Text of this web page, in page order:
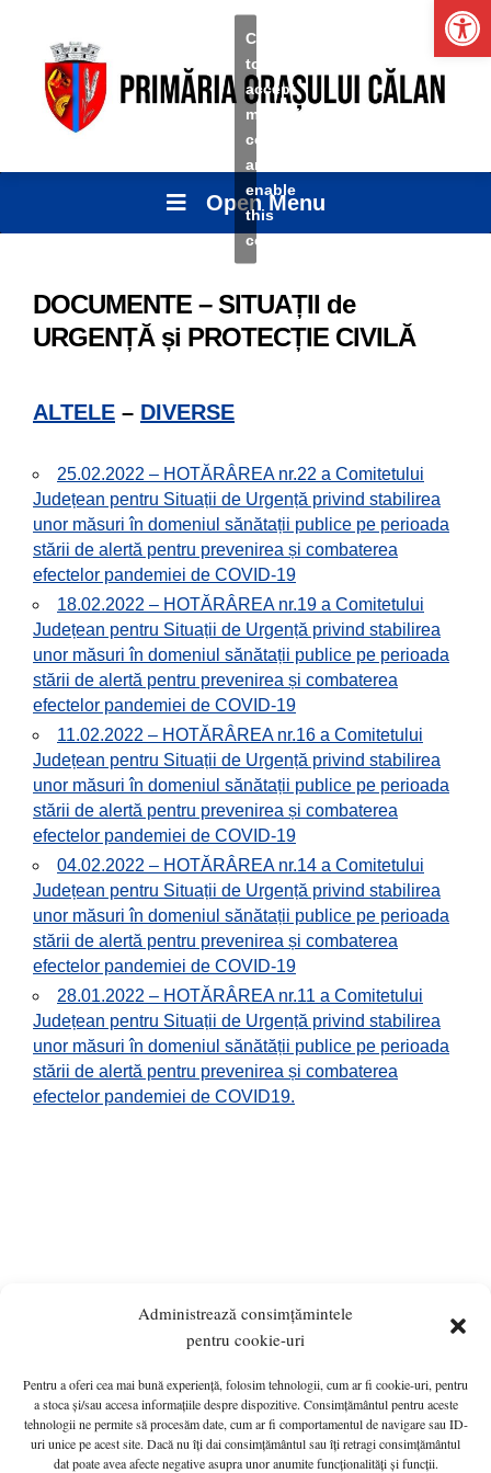
Administrează consimțămintele
pentru cookie-uri
Pentru a oferi cea mai bună experiență, folosim tehnologii, cum ar fi cookie-uri, pentru
a stoca și/sau accesa informațiile despre dispozitive. Consimțământul pentru aceste
tehnologii ne permite să procesăm date, cum ar fi comportamentul de navigare sau ID-
uri unice pe acest site. Dacă nu îți dai consimțământul sau îți retragi consimțământul
dat poate avea afecte negative asupra unor anumite funcționalități și funcții.
Click
to
accept
marketing
cookies
and
enable
this
content
Open Menu
DOCUMENTE – SITUAȚII de
URGENȚĂ și PROTECȚIE CIVILĂ
ALTELE – DIVERSE
25.02.2022 – HOTĂRÂREA nr.22 a Comitetului
Județean pentru Situații de Urgență privind stabilirea
unor măsuri în domeniul sănătații publice pe perioada
stării de alertă pentru prevenirea și combaterea
efectelor pandemiei de COVID-19
18.02.2022 – HOTĂRÂREA nr.19 a Comitetului
Județean pentru Situații de Urgență privind stabilirea
unor măsuri în domeniul sănătații publice pe perioada
stării de alertă pentru prevenirea și combaterea
efectelor pandemiei de COVID-19
11.02.2022 – HOTĂRÂREA nr.16 a Comitetului
Județean pentru Situații de Urgență privind stabilirea
unor măsuri în domeniul sănătații publice pe perioada
stării de alertă pentru prevenirea și combaterea
efectelor pandemiei de COVID-19
04.02.2022 – HOTĂRÂREA nr.14 a Comitetului
Județean pentru Situații de Urgență privind stabilirea
unor măsuri în domeniul sănătații publice pe perioada
stării de alertă pentru prevenirea și combaterea
efectelor pandemiei de COVID-19
28.01.2022 – HOTĂRÂREA nr.11 a Comitetului
Județean pentru Situații de Urgență privind stabilirea
unor măsuri în domeniul sănătății publice pe perioada
stării de alertă pentru prevenirea și combaterea
efectelor pandemiei de COVID19.
ANUNȚURI
MONITORUL OFICIAL LOCAL
PRIMĂRIA
HOTĂRÂRI de C.L.
INFO UTIL
Politică cookie-uri (UE)
G.D.P.R. CONTACT